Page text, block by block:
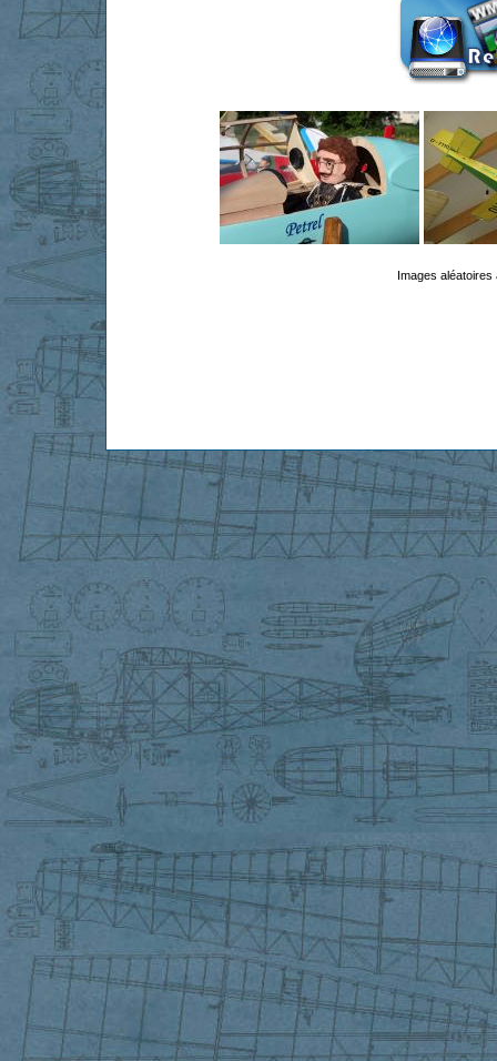
Images aléatoires